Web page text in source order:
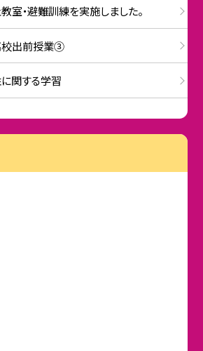
室・避難訓練を実施しました。
出前授業③
関する学習